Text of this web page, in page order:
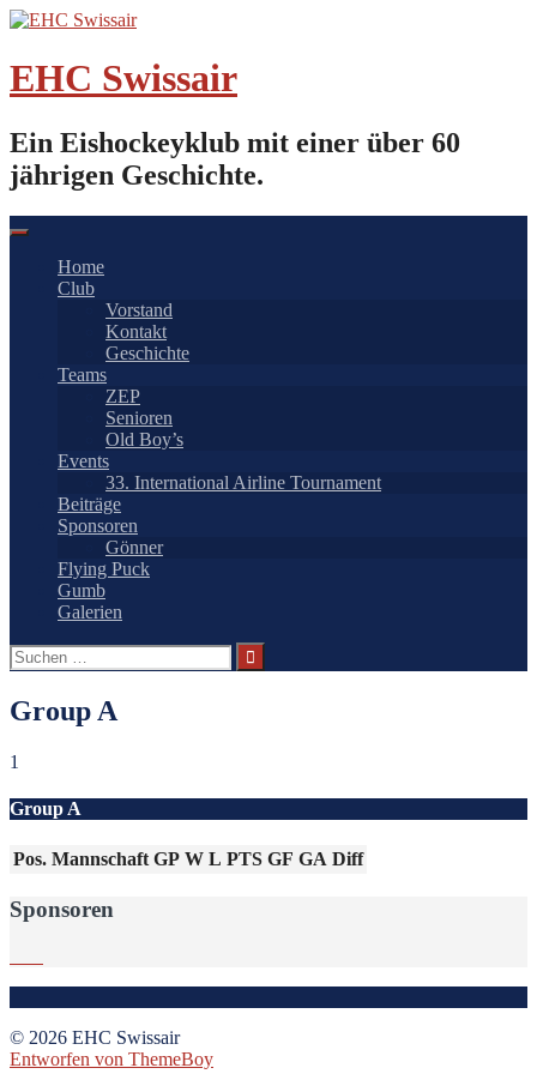
Springe
Inhalt
EHC Swissair
Ein Eishockeyklub mit einer über 60
jährigen Geschichte.
Home
Club
Vorstand
Kontakt
Geschichte
Teams
ZEP
Senioren
Old Boy’s
Events
33. International Airline Tournament
Beiträge
Sponsoren
Gönner
Flying Puck
Gumb
Galerien
Suchen
nach:
Group A
1
Group A
Pos. Mannschaft GP W L PTS GF GA Diff
Sponsoren
© 2026 EHC Swissair
Entworfen von ThemeBoy